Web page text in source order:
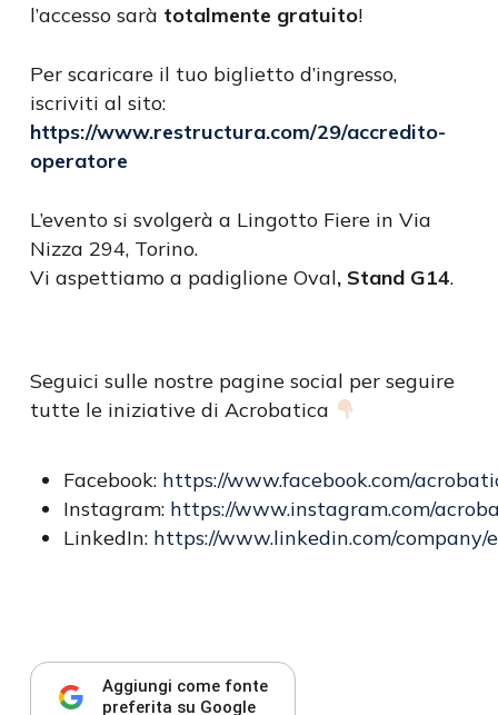
l’accesso sarà totalmente gratuito!
Per scaricare il tuo biglietto d’ingresso,
iscriviti al sito:
https://www.restructura.com/29/accredito-
operatore
L’evento si svolgerà a Lingotto Fiere in Via
Nizza 294, Torino.
Vi aspettiamo a padiglione Oval, Stand G14.
Seguici sulle nostre pagine social per seguire
tutte le iniziative di Acrobatica
Facebook: https://www.facebook.com/
Instagram: https://www.instagram.com/
LinkedIn: https://www.linkedin.com/
Aggiungi come fonte
preferita su Google